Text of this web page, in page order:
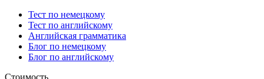
Тест по немецкому
Тест по английскому
Английская грамматика
Блог по немецкому
Блог по английскому
Стоимость